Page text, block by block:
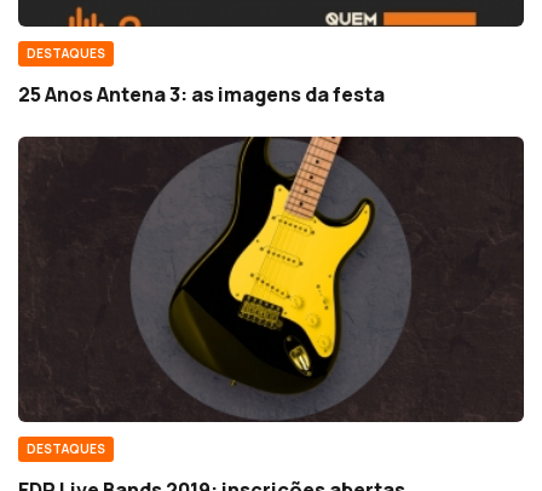
DESTAQUES
25 Anos Antena 3: as imagens da festa
DESTAQUES